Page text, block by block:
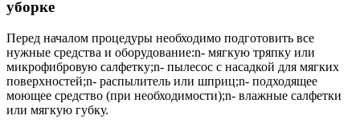
уборке
Перед началом процедуры необходимо подготовить все
нужные средства и оборудование:n- мягкую тряпку или
микрофибровую салфетку;n- пылесос с насадкой для мягких
поверхностей;n- распылитель или шприц;n- подходящее
моющее средство (при необходимости);n- влажные салфетки
или мягкую губку.